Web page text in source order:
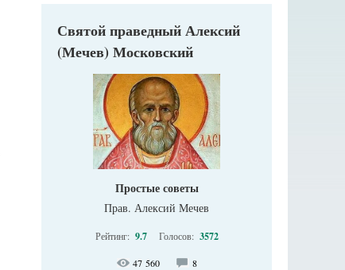
Святой праведный Алексий
(Мечев) Московский
Простые советы
Прав. Алексий Мечев
Рейтинг: 9.7 Голосов: 3572
47 560 8